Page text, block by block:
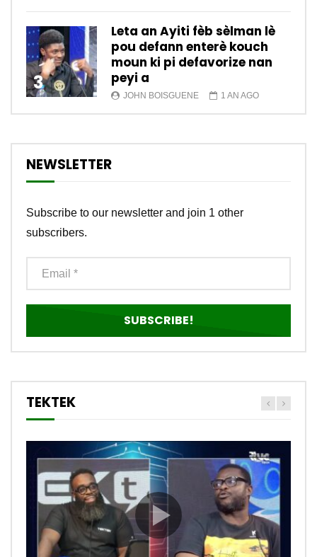
3
Leta an Ayiti fèb sèlman lè
pou defann enterè kouch
moun ki pi defavorize nan
peyi a
JOHN BOISGUENE 1 AN AGO
NEWSLETTER
Subscribe to our newsletter and join 1 other
subscribers.
TEKTEK